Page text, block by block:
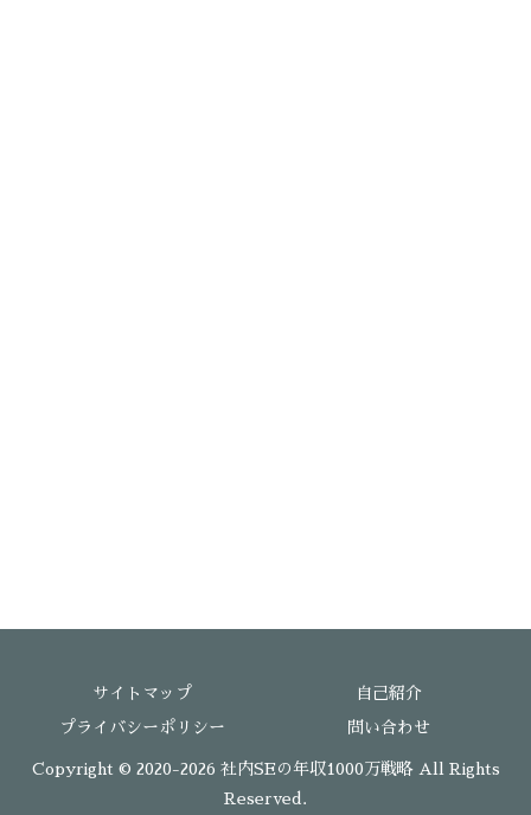
サイトマップ 自己紹介
プライバシーポリシー 問い合わせ
Copyright © 2020-2026 社内SEの年収1000万戦略 All Rights
Reserved.